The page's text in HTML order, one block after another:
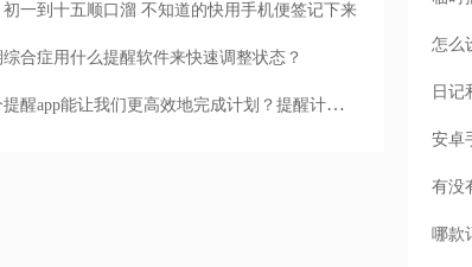
初一到十五顺口溜 不知道的快用手机便签记下来
综合症用什么提醒软件来快速调整状态？
哪个提醒app能让我们更高效地完成计划？提醒计划类app推荐
怎么